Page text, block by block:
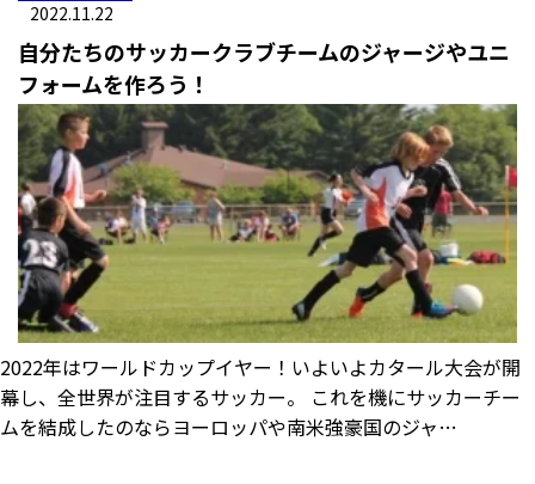
2022.11.22
自分たちのサッカークラブチームのジャージやユニ
フォームを作ろう！
2022年はワールドカップイヤー！いよいよカタール大会が開
幕し、全世界が注目するサッカー。 これを機にサッカーチー
ムを結成したのならヨーロッパや南米強豪国のジャ…